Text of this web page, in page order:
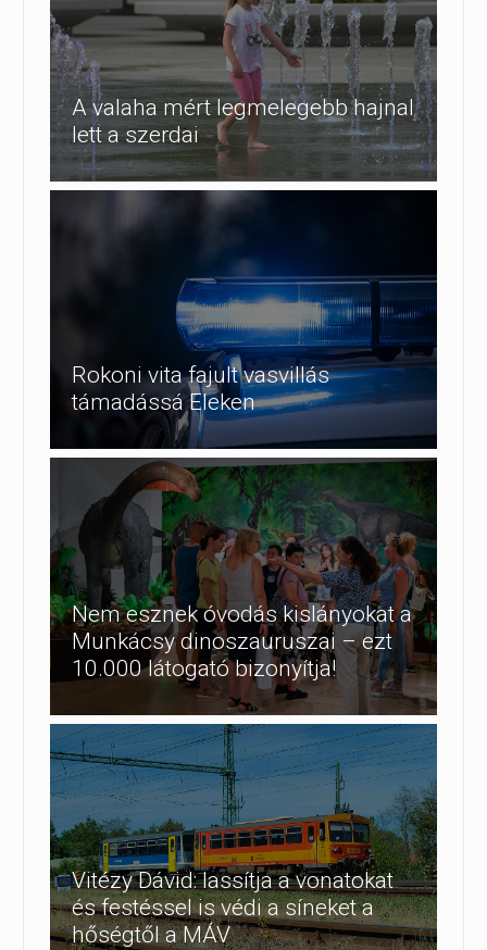
A valaha mért legmelegebb hajnal
lett a szerdai
Rokoni vita fajult vasvillás
támadássá Eleken
Nem esznek óvodás kislányokat a
Munkácsy dinoszauruszai – ezt
10.000 látogató bizonyítja!
Vitézy Dávid: lassítja a vonatokat
és festéssel is védi a síneket a
hőségtől a MÁV